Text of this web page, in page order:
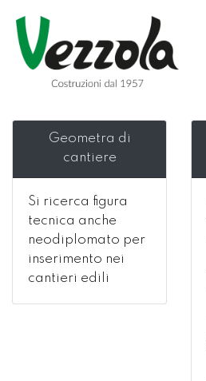
Geometra di
cantiere
Si ricerca figura
tecnica anche
neodiplomato per
inserimento nei
cantieri edili